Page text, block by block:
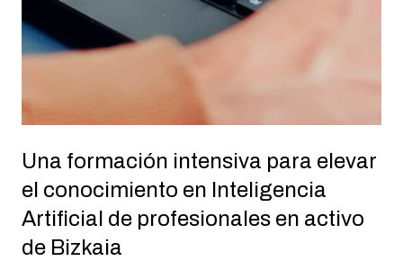
Una formación intensiva para elevar
el conocimiento en Inteligencia
Artificial de profesionales en activo
de Bizkaia